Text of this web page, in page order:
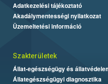
Adatkezelési tájékoztató
Akadálymentességi nyilatkozat
Üzemeltetési információ
Szakterületek
Állat-egészségügy és
Állategészségügyi diagnosztika